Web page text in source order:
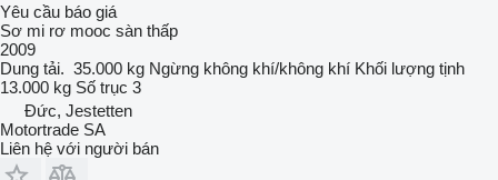
Yêu cầu báo giá
Sơ mi rơ mooc sàn thấp
2009
Dung tải. 35.000 kg Ngừng không khí/không khí Khối lượng tịnh
13.000 kg Số trục 3
Đức, Jestetten
Motortrade SA
Liên hệ với người bán